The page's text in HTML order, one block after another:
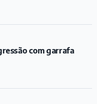
com garrafa